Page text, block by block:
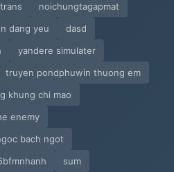
noichungtagapmat
dang yeu
dasd
yandere simulater
truyen pondphuwin thuong em
khung chi mao
enemy
bach ngot
sum